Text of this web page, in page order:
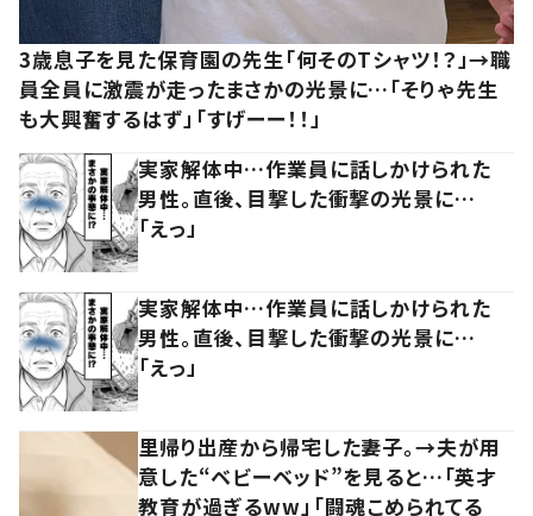
3歳息子を見た保育園の先生「何そのTシャツ！？」→職
員全員に激震が走ったまさかの光景に…「そりゃ先生
も大興奮するはず」「すげーー！！」
実家解体中…作業員に話しかけられた
男性。直後、目撃した衝撃の光景に…
「えっ」
実家解体中…作業員に話しかけられた
男性。直後、目撃した衝撃の光景に…
「えっ」
里帰り出産から帰宅した妻子。→夫が用
意した“ベビーベッド”を見ると…「英才
教育が過ぎるww」「闘魂こめられてる